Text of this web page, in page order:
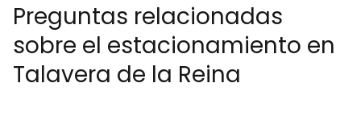
Preguntas relacionadas
sobre el estacionamiento en
Talavera de la Reina